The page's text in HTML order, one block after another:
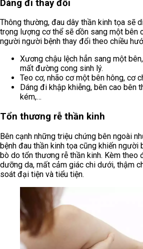
Dáng đi thay đổi
Thông thường, đau dây thần kinh tọa sẽ
trọng lượng cơ thể sẽ dồn sang một bên
người người bệnh thay đổi theo chiều
Xương chậu lệch hẳn sang một
mất đường cong sinh lý.
Teo cơ, nhão cơ một bên hông, cơ
Dáng đi khập khiễng, bên cao bên
kém,…
Tổn thương rễ thần kinh
Bên cạnh những triệu chứng bên ngoài
bệnh đau thần kinh tọa cũng khiến người
bò do tổn thương rễ thần kinh. Kèm theo
dưỡng da, mất cảm giác chi dưới, thậm
soát đại tiện và tiểu tiện.